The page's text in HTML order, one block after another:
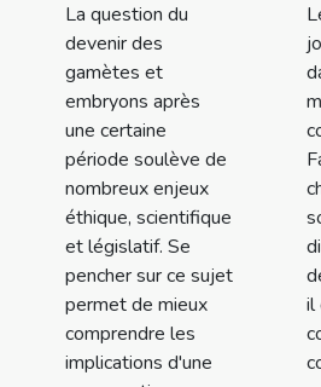
La question du
devenir des
gamètes et
embryons après
une certaine
période soulève de
nombreux enjeux
éthique, scientifique
et législatif. Se
pencher sur ce sujet
permet de mieux
comprendre les
implications d'une
il